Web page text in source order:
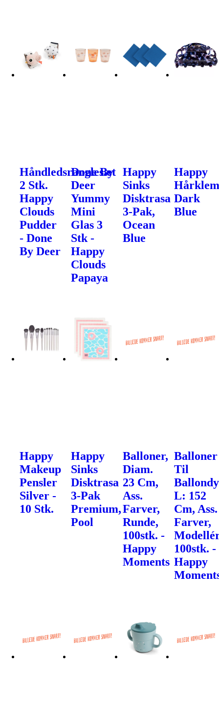
Håndledsranglesæt
2 Stk.
Happy
Clouds
Pudder
- Done
By Deer
Done By
Deer
Yummy
Mini
Glas 3
Stk -
Happy
Clouds
Papaya
Happy
Sinks
Disktrasa
3-Pak,
Ocean
Blue
Happy
Dark
Blue
Happy
Makeup
Pensler
Silver -
10 Stk.
Happy
Sinks
Disktrasa
3-Pak
Premium,
Pool
Balloner,
Diam.
23 Cm,
Ass.
Farver,
Runde,
100stk. -
Happy
Moments
Balloner
Til
L: 152
Cm, Ass.
Farver,
100stk. -
Happy